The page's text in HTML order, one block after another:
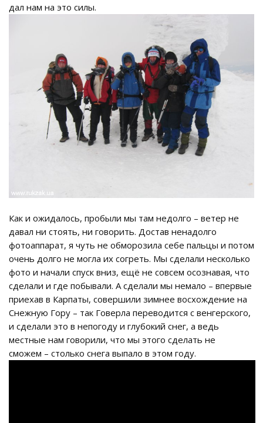
дал нам на это силы.
Как и ожидалось, пробыли мы там недолго – ветер не
давал ни стоять, ни говорить. Достав ненадолго
фотоаппарат, я чуть не обморозила себе пальцы и потом
очень долго не могла их согреть. Мы сделали несколько
фото и начали спуск вниз, ещё не совсем осознавая, что
сделали и где побывали. А сделали мы немало – впервые
приехав в Карпаты, совершили зимнее восхождение на
Снежную Гору – так Говерла переводится с венгерского,
и сделали это в непогоду и глубокий снег, а ведь
местные нам говорили, что мы этого сделать не
сможем – столько снега выпало в этом году.